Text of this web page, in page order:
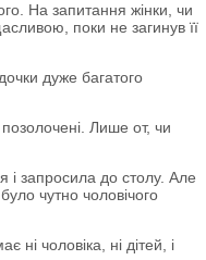
На запитання жінки, чи
поки не загинув її
дуже багатого
Лише от, чи
і запросила до столу. Але
чутно чоловічого
чоловіка, ні дітей, і